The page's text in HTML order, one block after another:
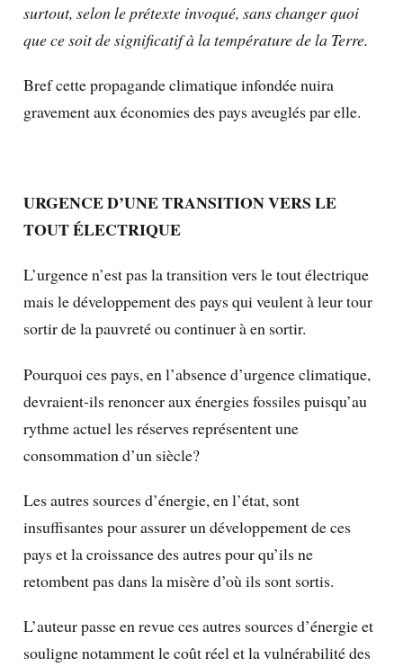
surtout, selon le prétexte invoqué, sans changer quoi
que ce soit de significatif à la température de la Terre.
Bref cette propagande climatique infondée nuira
gravement aux économies des pays aveuglés par elle.
URGENCE D’UNE TRANSITION VERS LE
TOUT ÉLECTRIQUE
L’urgence n’est pas la transition vers le tout électrique
mais le développement des pays qui veulent à leur tour
sortir de la pauvreté ou continuer à en sortir.
Pourquoi ces pays, en l’absence d’urgence climatique,
devraient-ils renoncer aux énergies fossiles puisqu’au
rythme actuel les réserves représentent une
consommation d’un siècle?
Les autres sources d’énergie, en l’état, sont
insuffisantes pour assurer un développement de ces
pays et la croissance des autres pour qu’ils ne
retombent pas dans la misère d’où ils sont sortis.
L’auteur passe en revue ces autres sources d’énergie et
souligne notamment le coût réel et la vulnérabilité des